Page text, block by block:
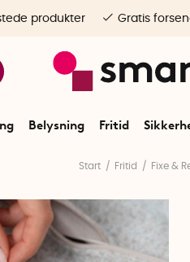
Belysning Fritid
produkter Gratis
Start Fritid Fixe &